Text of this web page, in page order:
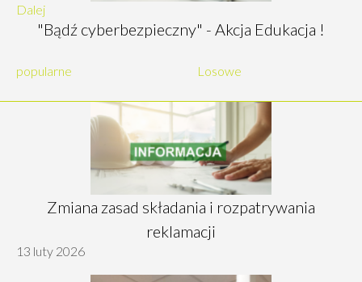
Dalej
"Bądź cyberbezpieczny" - Akcja Edukacja !
popularne Losowe
Zmiana zasad składania i rozpatrywania
reklamacji
13 luty 2026